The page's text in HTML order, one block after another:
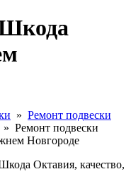
Шкода
» Ремонт подвески
» Ремонт подвески
Новгороде
Октавия, качество,